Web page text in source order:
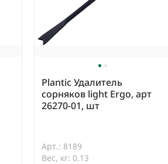
Plantic Удалитель
сорняков light Ergo, арт
26270-01, шт
Арт.: 8189
Вес, кг: 0.13